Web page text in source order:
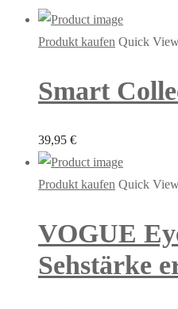
Produkt kaufen Quick
Smart
39,95 €
Produkt kaufen Quick
VOGUE
Sehstärke